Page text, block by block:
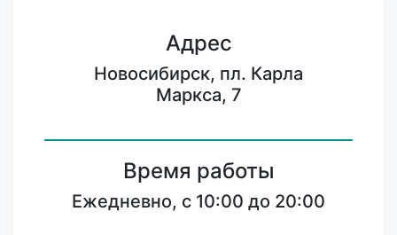
Адрес
Новосибирск, пл. Карла
Маркса, 7
Время работы
Ежедневно, с 10:00 до 20:00